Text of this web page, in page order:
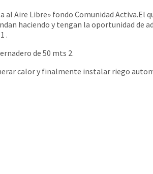
Aire Libre» fondo Comunidad
haciendo y tengan la oportunidad de
.
de 50 mts 2.
calor y finalmente instalar riego